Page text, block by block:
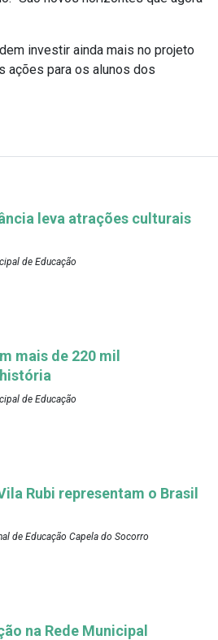
investir ainda mais no projeto
ações para os alunos dos
leva atrações culturais
de Educação
mais de 220 mil
de Educação
Rubi representam o Brasil
de Educação Capela do Socorro
na Rede Municipal